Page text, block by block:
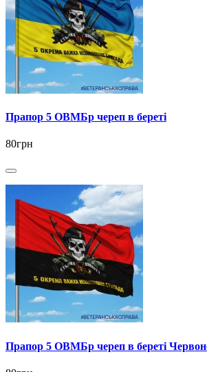
Прапор 5 ОВМБр череп в береті
80грн
Прапор 5 ОВМБр череп в береті